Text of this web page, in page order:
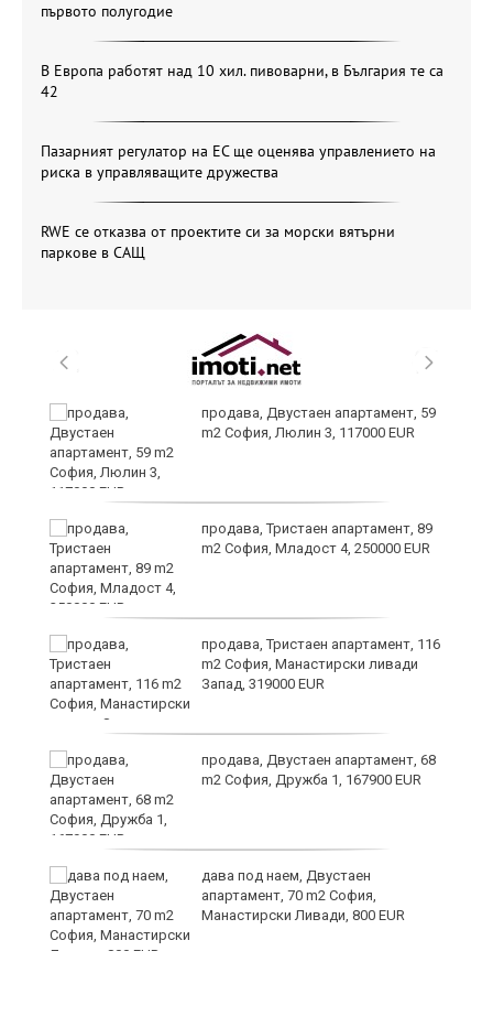
първото полугодие
В Европа работят над 10 хил. пивоварни, в България те са
42
Пазарният регулатор на ЕС ще оценява управлението на
риска в управляващите дружества
RWE се отказва от проектите си за морски вятърни
паркове в САЩ
продава, Двустаен апартамент, 59
m2 София, Люлин 3, 117000 EUR
продава, Тристаен апартамент, 89
m2 София, Младост 4, 250000 EUR
продава, Тристаен апартамент, 116
m2 София, Манастирски ливади
Запад, 319000 EUR
продава, Двустаен апартамент, 68
m2 София, Дружба 1, 167900 EUR
дава под наем, Двустаен
апартамент, 70 m2 София,
Манастирски Ливади, 800 EUR